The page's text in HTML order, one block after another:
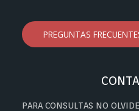
PREGUNTAS
PARA CONSULTAS NO